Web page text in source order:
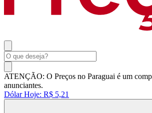
ATENÇÃO: O Preços no Paraguai é um
anunciantes.
Dólar Hoje: R$ 5,21